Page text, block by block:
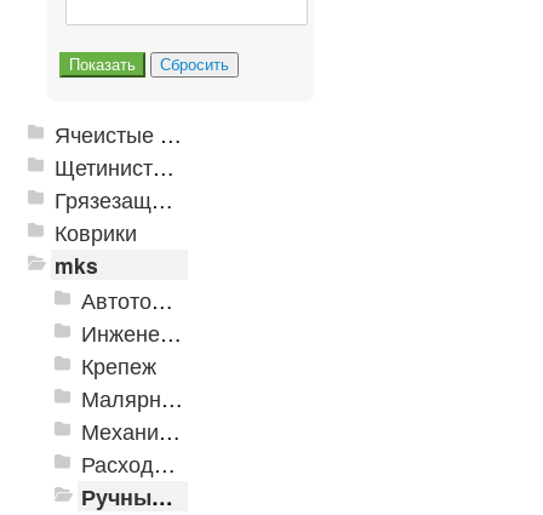
Ячеистые грязезащитные покрытия
Щетинистые покрытия
Грязезащитные, влаговпитывающие покрытия
Коврики
mks
Автотовары
Инженерная сантехника и инструменты
Крепеж
Малярно-штукатурные инструменты
Механизированные инструменты
Расходные инструменты
Ручные инструменты